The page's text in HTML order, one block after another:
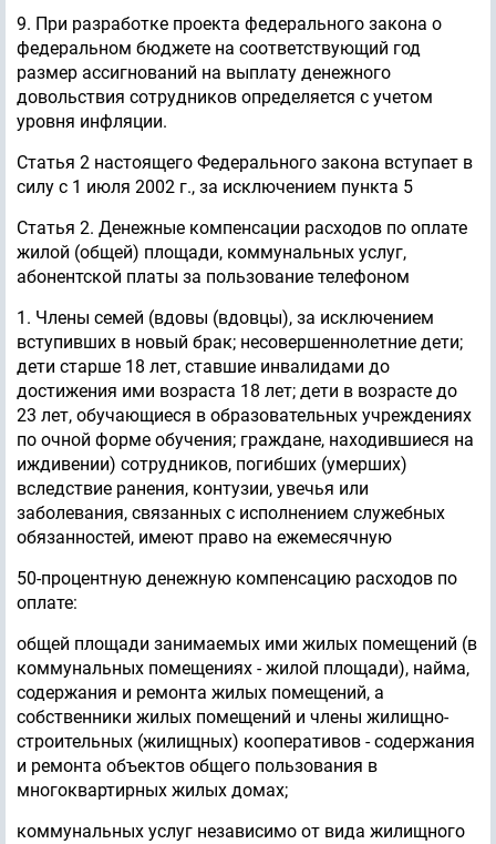
9. При разработке проекта федерального закона о
федеральном бюджете на соответствующий год
размер ассигнований на выплату денежного
довольствия сотрудников определяется с учетом
уровня инфляции.
Статья 2 настоящего Федерального закона вступает в
силу с 1 июля 2002 г., за исключением пункта 5
Статья 2. Денежные компенсации расходов по оплате
жилой (общей) площади, коммунальных услуг,
абонентской платы за пользование телефоном
1. Члены семей (вдовы (вдовцы), за исключением
вступивших в новый брак; несовершеннолетние дети;
дети старше 18 лет, ставшие инвалидами до
достижения ими возраста 18 лет; дети в возрасте до
23 лет, обучающиеся в образовательных учреждениях
по очной форме обучения; граждане, находившиеся на
иждивении) сотрудников, погибших (умерших)
вследствие ранения, контузии, увечья или
заболевания, связанных с исполнением служебных
обязанностей, имеют право на ежемесячную
50-процентную денежную компенсацию расходов по
оплате:
общей площади занимаемых ими жилых помещений (в
коммунальных помещениях - жилой площади), найма,
содержания и ремонта жилых помещений, а
собственники жилых помещений и члены жилищно-
строительных (жилищных) кооперативов - содержания
и ремонта объектов общего пользования в
многоквартирных жилых домах;
коммунальных услуг независимо от вида жилищного